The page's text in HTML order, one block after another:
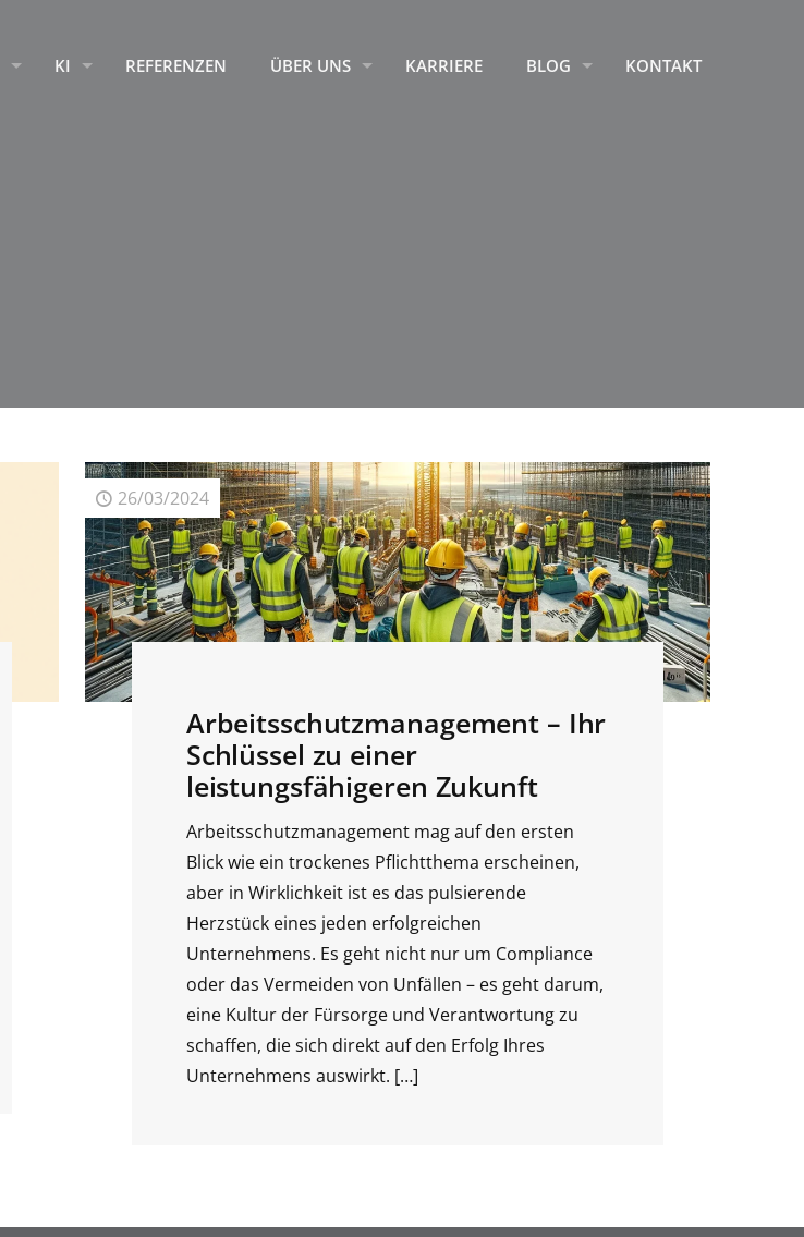
KI REFERENZEN ÜBER UNS KARRIERE BLOG KONTAKT
Arbeitsschutzmanagement – Ihr
Schlüssel zu einer
leistungsfähigeren Zukunft
Arbeitsschutzmanagement mag auf den ersten
Blick wie ein trockenes Pflichtthema erscheinen,
aber in Wirklichkeit ist es das pulsierende
Herzstück eines jeden erfolgreichen
Unternehmens. Es geht nicht nur um Compliance
oder das Vermeiden von Unfällen – es geht darum,
eine Kultur der Fürsorge und Verantwortung zu
schaffen, die sich direkt auf den Erfolg Ihres
Unternehmens auswirkt. […]
26/03/2024